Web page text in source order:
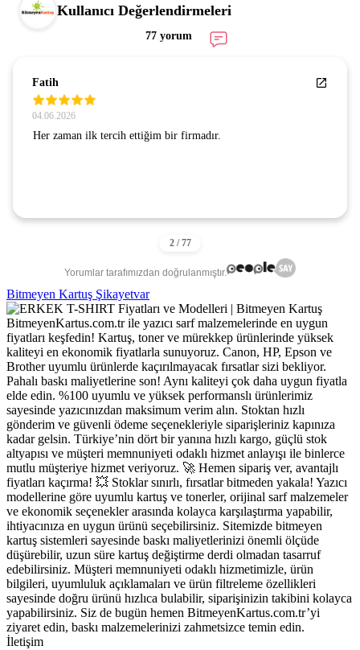
Kullanıcı Değerlendirmeleri
77 yorum
Fatih
04.06.2026
Her zaman ilk tercih ettiğim bir firmadır.
Yorumlar tarafımızdan doğrulanmıştır.
Bitmeyen Kartuş Şikayetvar
BitmeyenKartus.com.tr ile yazıcı sarf malzemelerinde en uygun
fiyatları keşfedin! Kartuş, toner ve mürekkep ürünlerinde yüksek
kaliteyi en ekonomik fiyatlarla sunuyoruz. Canon, HP, Epson ve
Brother uyumlu ürünlerde kaçırılmayacak fırsatlar sizi bekliyor.
Pahalı baskı maliyetlerine son! Aynı kaliteyi çok daha uygun fiyatla
elde edin. %100 uyumlu ve yüksek performanslı ürünlerimiz
sayesinde yazıcınızdan maksimum verim alın. Stoktan hızlı
gönderim ve güvenli ödeme seçenekleriyle siparişleriniz kapınıza
kadar gelsin. Türkiye’nin dört bir yanına hızlı kargo, güçlü stok
altyapısı ve müşteri memnuniyeti odaklı hizmet anlayışı ile binlerce
mutlu müşteriye hizmet veriyoruz. 🚀 Hemen sipariş ver, avantajlı
fiyatları kaçırma! 💥 Stoklar sınırlı, fırsatlar bitmeden yakala! Yazıcı
modellerine göre uyumlu kartuş ve tonerler, orijinal sarf malzemeler
ve ekonomik seçenekler arasında kolayca karşılaştırma yapabilir,
ihtiyacınıza en uygun ürünü seçebilirsiniz. Sitemizde bitmeyen
kartuş sistemleri sayesinde baskı maliyetlerinizi önemli ölçüde
düşürebilir, uzun süre kartuş değiştirme derdi olmadan tasarruf
edebilirsiniz. Müşteri memnuniyeti odaklı hizmetimizle, ürün
bilgileri, uyumluluk açıklamaları ve ürün filtreleme özellikleri
sayesinde doğru ürünü hızlıca bulabilir, siparişinizin takibini kolayca
yapabilirsiniz. Siz de bugün hemen BitmeyenKartus.com.tr’yi
ziyaret edin, baskı malzemelerinizi zahmetsizce temin edin.
İletişim